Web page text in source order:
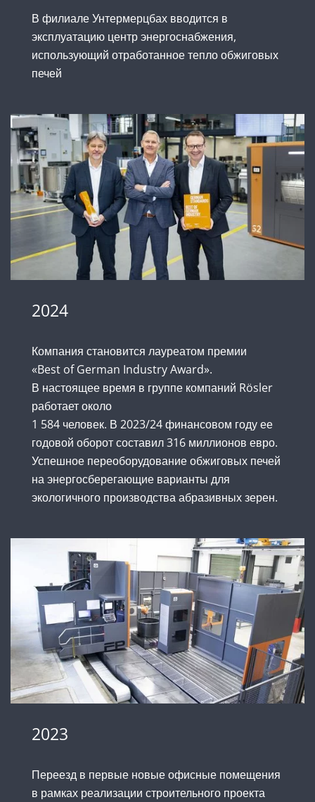
В филиале Унтермерцбах вводится в
эксплуатацию центр энергоснабжения,
использующий отработанное тепло обжиговых
печей
2024
Компания становится лауреатом премии
«Best of German Industry Award».
В настоящее время в группе компаний Rösler
работает около
1 584 человек. В 2023/24 финансовом году ее
годовой оборот составил 316 миллионов евро.
Успешное переоборудование обжиговых печей
на энергосберегающие варианты для
экологичного производства абразивных зерен.
2023
Переезд в первые новые офисные помещения
в рамках реализации строительного проекта